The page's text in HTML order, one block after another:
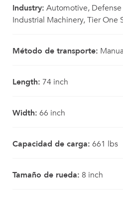
Industry: Automotive,
Industrial Machinery, Tier One
Método de transporte:
Length: 74 inch
Width: 66 inch
Capacidad de carga: 661 lbs
Tamaño de rueda: 8 inch